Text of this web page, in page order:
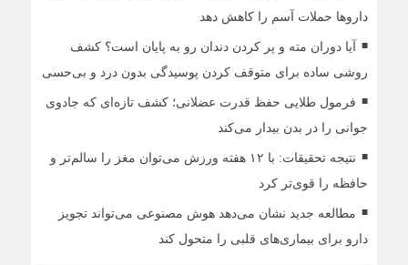
داروها حملات آسم را کاهش دهد
آیا دوران مته و پر کردن دندان رو به پایان است؟ کشف
روشی ساده برای متوقف کردن پوسیدگی بدون درد و بی‌حسی
فرمول طلایی حفظ قدرت عضلانی؛ کشف تازه‌ای که جادوی
جوانی را در بدن بیدار می‌کند
نتیجه تحقیقات: با ۱۲ هفته ورزش می‌توان مغز را سالم‌تر و
حافظه را قوی‌تر کرد
مطالعه جدید نشان می‌دهد هوش مصنوعی می‌تواند تجویز
دارو برای بیماری‌های قلبی را متحول کند